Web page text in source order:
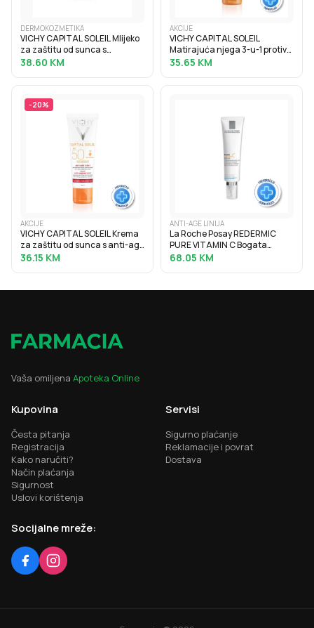
DERMOKOZMETIKA
VICHY CAPITAL SOLEIL Mlijeko
za zaštitu od sunca s
hidratacijskom hijaluronskom
38.60 KM
AKCIJE
VICHY CAPITAL SOLEIL
Matirajuća njega 3-u-1 protiv
masnog sjaja SPF50+, 50 ml
35.65 KM
-20%
AKCIJE
VICHY CAPITAL SOLEIL Krema
za zaštitu od sunca s anti-age
efektom SPF50, 50 ml
36.15 KM
ANTI-AGE LINIJA
La Roche Posay REDERMIC
PURE VITAMIN C Bogata
krema za korekciju bora i
68.05 KM
Vaša omiljena Apoteka Online
Kupovina
Česta pitanja
Registracija
Kako naručiti?
Način plaćanja
Sigurnost
Uslovi korištenja
Servisi
Sigurno plaćanje
Reklamacije i povrat
Dostava
Socijalne mreže: